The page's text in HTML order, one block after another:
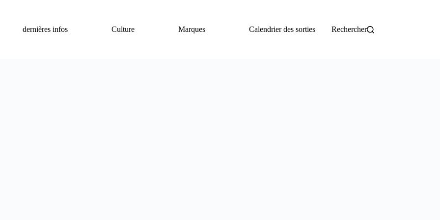
dernières infos
Culture Marques Calendrier des sorties Rechercher